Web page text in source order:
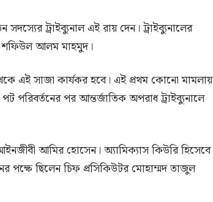
ট্রাইব্যুনাল এই রায় দেন। ট্রাইব্যুনালের
শফিউল আলম মাহমুদ।
এই সাজা কার্যকর হবে। এই প্রথম কোনো মামলায়
পরিবর্তনের পর আন্তর্জাতিক অপরাধ ট্রাইব্যুনালে
আমির হোসেন। অ্যামিক্যাস কিউরি হিসেবে
পক্ষে ছিলেন চিফ প্রসিকিউটর মোহাম্মদ তাজুল